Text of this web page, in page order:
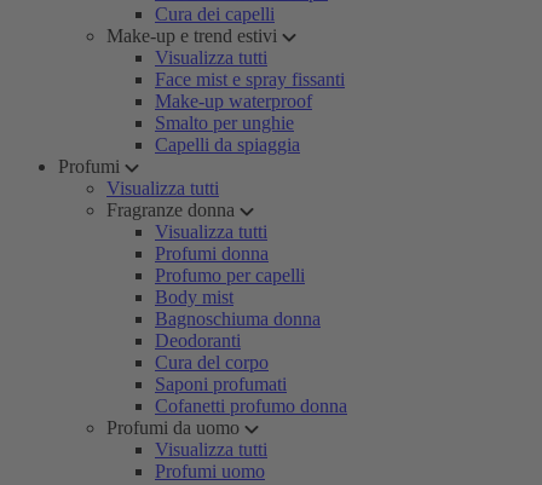
Cura dei capelli
Make-up e trend estivi
Visualizza tutti
Face mist e spray fissanti
Make-up waterproof
Smalto per unghie
Capelli da spiaggia
Profumi
Visualizza tutti
Fragranze donna
Visualizza tutti
Profumi donna
Profumo per capelli
Body mist
Bagnoschiuma donna
Deodoranti
Cura del corpo
Saponi profumati
Cofanetti profumo donna
Profumi da uomo
Visualizza tutti
Profumi uomo